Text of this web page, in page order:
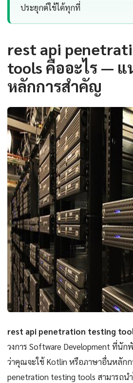
ประยุกต์ใช้ได้ทุกที่
rest api
tools คืออะไร —
หลักการสำคัญ
rest api penetration testing
วงการ Software Development ที่นั
ว่าคุณจะใช้ Kotlin หรือภาษาอื่นหลักก
penetration testing tools สามารถน